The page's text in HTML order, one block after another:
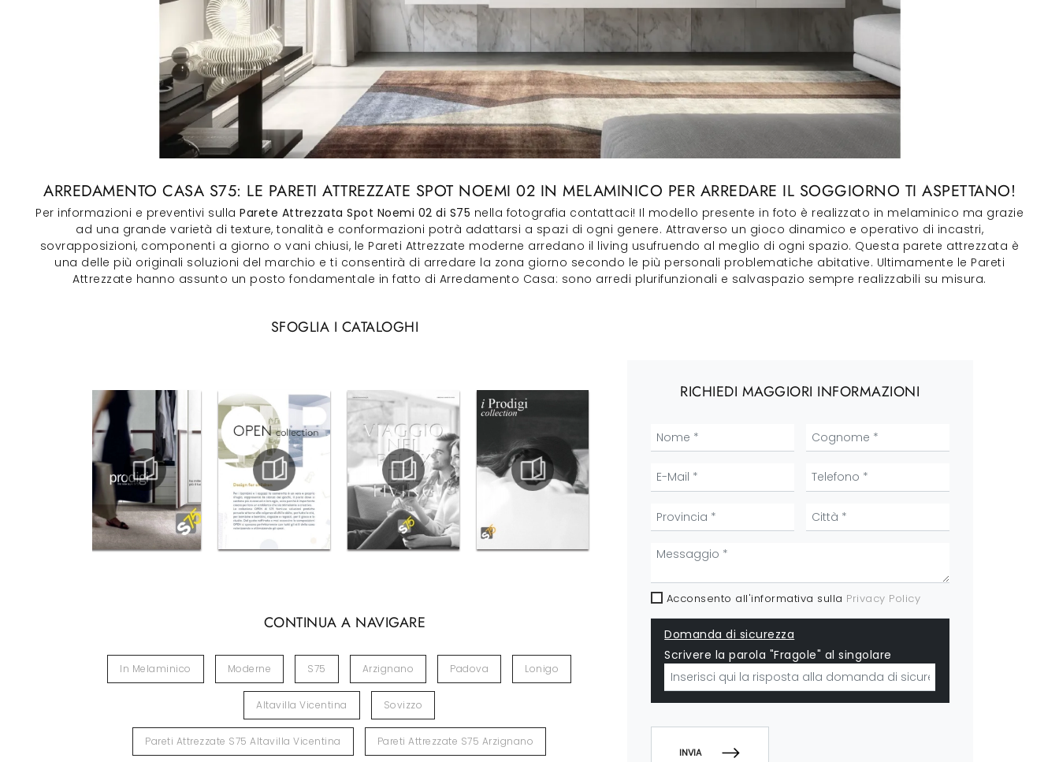
ARREDAMENTO CASA S75: LE PARETI ATTREZZATE SPOT NOEMI 02 IN MELAMINICO PER ARREDARE IL SOGGIORNO TI ASPETTANO!
Per informazioni e preventivi sulla Parete Attrezzata Spot Noemi 02 di S75 nella fotografia contattaci! Il modello presente in foto è realizzato in melaminico ma grazie
ad una grande varietà di texture, tonalità e conformazioni potrà adattarsi a spazi di ogni genere. Attraverso un gioco dinamico e operativo di incastri,
sovrapposizioni, componenti a giorno o vani chiusi, le Pareti Attrezzate moderne arredano il living usufruendo al meglio di ogni spazio. Questa parete attrezzata è
una delle più originali soluzioni del marchio e ti consentirà di arredare la zona giorno secondo le più personali problematiche abitative. Ultimamente le Pareti
Attrezzate hanno assunto un posto fondamentale in fatto di Arredamento Casa: sono arredi plurifunzionali e salvaspazio sempre realizzabili su misura.
SFOGLIA I CATALOGHI
CONTINUA A NAVIGARE
In Melaminico Moderne S75 Arzignano Padova Lonigo
Altavilla Vicentina Sovizzo
Pareti Attrezzate S75 Altavilla Vicentina Pareti Attrezzate S75 Arzignano
RICHIEDI MAGGIORI INFORMAZIONI
Acconsento all'informativa sulla Privacy Policy
Domanda di sicurezza
Scrivere la parola "Fragole" al singolare
INVIA